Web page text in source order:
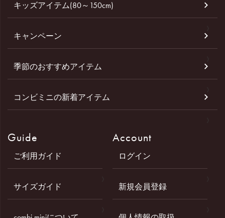
キッズアイテム(80～150cm)
キャンペーン
季節のおすすめアイテム
コンビミニの新着アイテム
Guide
ご利用ガイド
サイズガイド
Account
ログイン
新規会員登録